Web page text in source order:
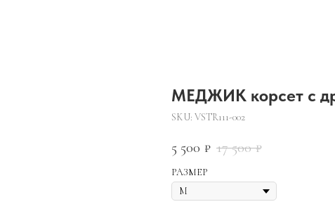
МЕДЖИК корсет с
SKU: VSTR111-002
5 500 ₽ 17 500 ₽
РАЗМЕР